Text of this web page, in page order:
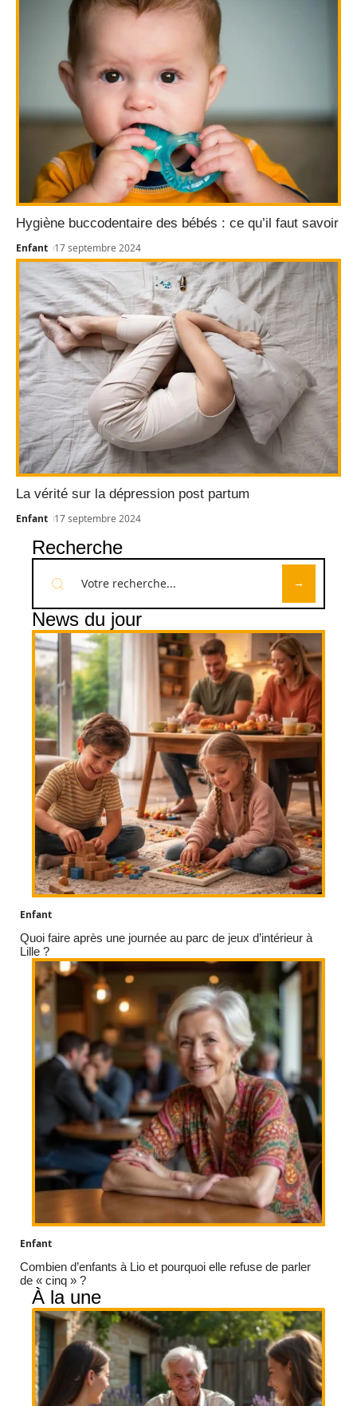
Hygiène buccodentaire des bébés : ce qu’il faut savoir
Enfant 17 septembre 2024
La vérité sur la dépression post partum
Enfant 17 septembre 2024
Recherche
News du jour
Enfant
Quoi faire après une journée au parc de jeux d’intérieur à
Lille ?
Enfant
Combien d’enfants à Lio et pourquoi elle refuse de parler
de « cinq » ?
À la une